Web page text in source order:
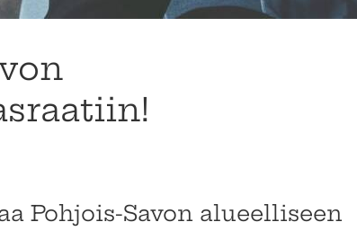
Pohjois-Savon alueelliseen